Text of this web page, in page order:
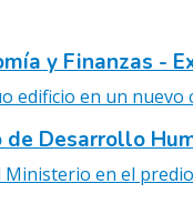
y Finanzas -
edificio en un nuevo
Desarrollo
en el